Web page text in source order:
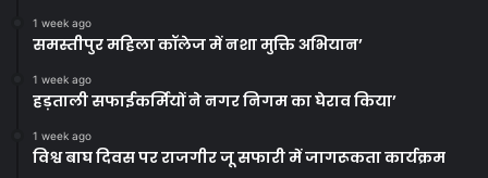
1 week ago
समस्तीपुर महिला कॉलेज में नशा मुक्ति अभियान’
1 week ago
हड़ताली सफाईकर्मियों ने नगर निगम का घेराव किया’
1 week ago
विश्व बाघ दिवस पर राजगीर जू सफारी में जागरूकता कार्यक्रम